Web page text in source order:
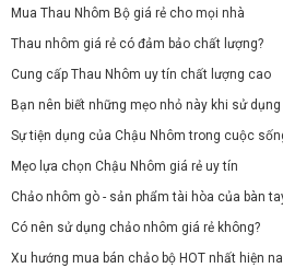
Mua Thau Nhôm Bộ giá rẻ cho mọi nhà
Thau nhôm giá rẻ có đảm bảo chất lượng?
Cung cấp Thau Nhôm uy tín chất lượng cao
Bạn nên biết những mẹo nhỏ này khi sử
Sự tiện dụng của Chậu Nhôm trong cuộc
Mẹo lựa chọn Chậu Nhôm giá rẻ uy tín
Chảo nhôm gò - sản phẩm tài hòa của bàn
Có nên sử dụng chảo nhôm giá rẻ không?
Xu hướng mua bán chảo bộ HOT nhất hiện